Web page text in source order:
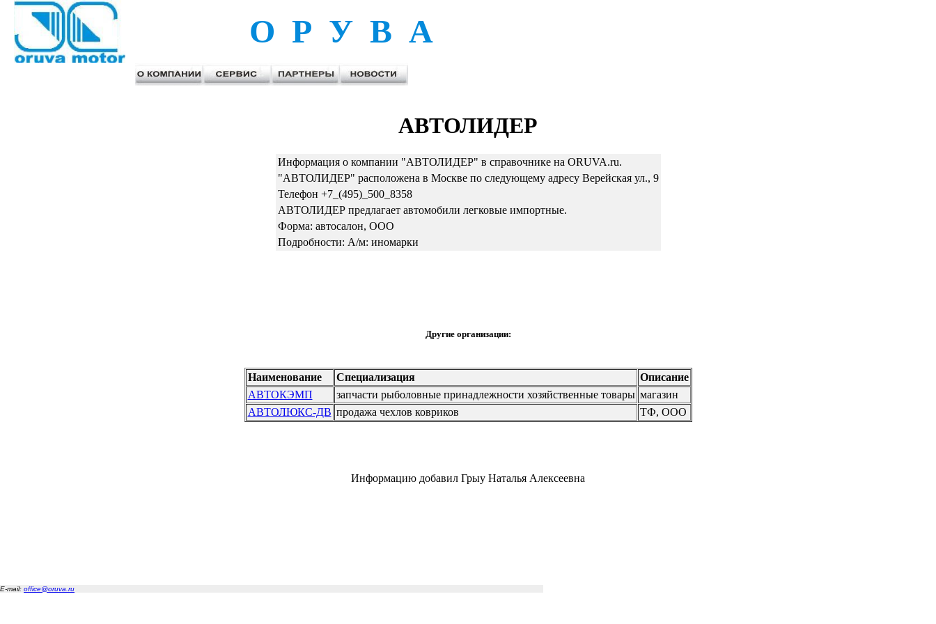
О Р У В А
АВТОЛИДЕР
Информация о компании "АВТОЛИДЕР" в справочнике на ORUVA.ru.
"АВТОЛИДЕР" расположена в Москве по следующему адресу Верейская ул., 9
Телефон +7_(495)_500_8358
АВТОЛИДЕР предлагает автомобили легковые импортные.
Форма: автосалон, ООО
Подробности: А/м: иномарки
Другие организации:
Наименование Специализация
Описание
АВТОКЭМП
запчасти рыболовные принадлежности хозяйственные товары магазин
АВТОЛЮКС-ДВ продажа чехлов ковриков ТФ, ООО
Информацию добавил Грыу Наталья Алексеевна
E-mail: office@oruva.ru